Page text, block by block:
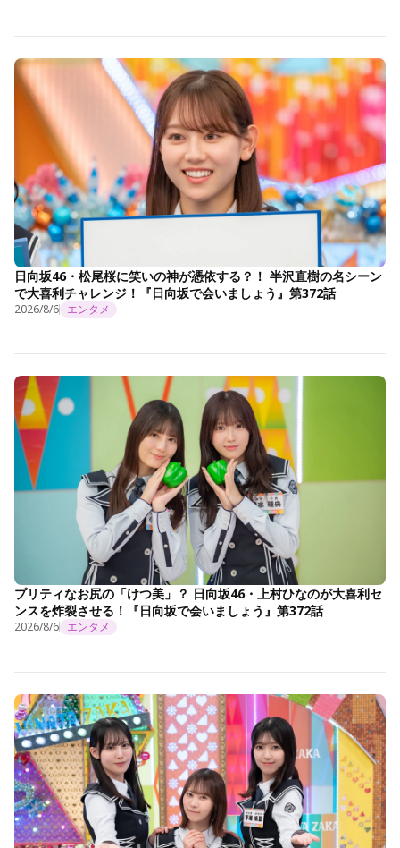
日向坂46・松尾桜に笑いの神が憑依する？！ 半沢直樹の名シーン
で大喜利チャレンジ！『日向坂で会いましょう』第372話
2026/8/6 エンタメ
プリティなお尻の「けつ美」？ 日向坂46・上村ひなのが大喜利セ
ンスを炸裂させる！『日向坂で会いましょう』第372話
2026/8/6 エンタメ